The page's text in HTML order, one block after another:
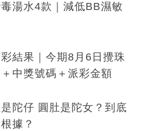
湯水4款｜減低BB濕敏
結果｜今期8月6日攪珠
中獎號碼＋派彩金額
陀仔 圓肚是陀女？到底
據？